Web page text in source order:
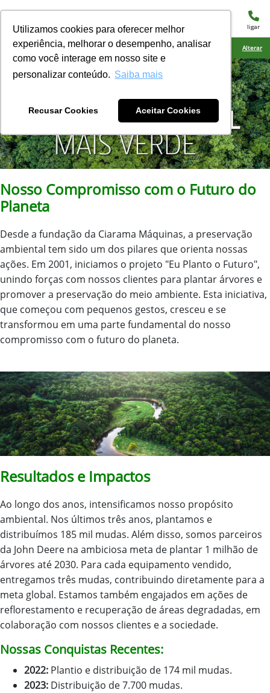
Utilizamos cookies para oferecer melhor
experiência, melhorar o desempenho, analisar
como você interage em nosso site e
personalizar conteúdo. Saiba mais
Recusar Cookies Aceitar Cookies
menu ligar
Ciarama Máquinas Naviraí Alterar
Nosso Compromisso com o Futuro do
Planeta
Desde a fundação da Ciarama Máquinas, a preservação
ambiental tem sido um dos pilares que orienta nossas
ações. Em 2001, iniciamos o projeto "Eu Planto o Futuro",
unindo forças com nossos clientes para plantar árvores e
promover a preservação do meio ambiente. Esta iniciativa,
que começou com pequenos gestos, cresceu e se
transformou em uma parte fundamental do nosso
compromisso com o futuro do planeta.
Resultados e Impactos
Ao longo dos anos, intensificamos nosso propósito
ambiental. Nos últimos três anos, plantamos e
distribuímos 185 mil mudas. Além disso, somos parceiros
da John Deere na ambiciosa meta de plantar 1 milhão de
árvores até 2030. Para cada equipamento vendido,
entregamos três mudas, contribuindo diretamente para a
meta global. Estamos também engajados em ações de
reflorestamento e recuperação de áreas degradadas, em
colaboração com nossos clientes e a sociedade.
Nossas Conquistas Recentes:
2022: Plantio e distribuição de 174 mil mudas.
2023: Distribuição de 7.700 mudas.